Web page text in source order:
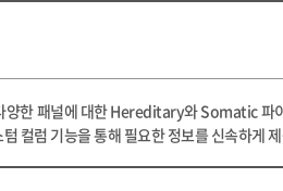
한 패널에 대한 Hereditary와 Somatic 파
컬럼 기능을 통해 필요한 정보를 신속하